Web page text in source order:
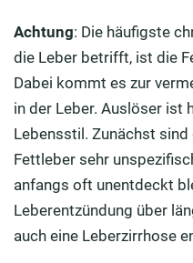
Achtung: Die häufigste
die Leber betrifft, ist die
Dabei kommt es zur
in der Leber. Auslöser ist
Lebensstil. Zunächst
Fettleber sehr
anfangs oft unentdeckt
Leberentzündung über
auch eine Leberzirrhose